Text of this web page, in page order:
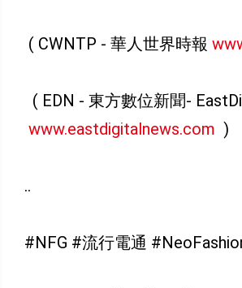
( CWNTP - 華人世界時報
( EDN - 東方數位新聞-
www.eastdigitalnews.com )
..
#NFG #流行電通